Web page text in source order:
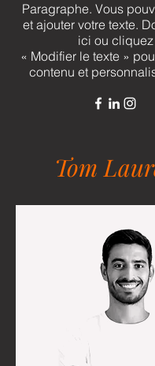
Paragraphe. Vous
et ajouter votre texte.
ici ou
« Modifier le texte »
contenu et
Tom